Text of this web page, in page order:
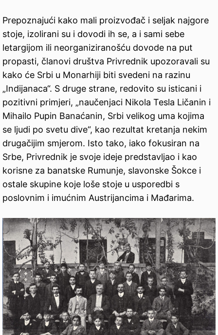
Prepoznajući kako mali proizvođač i seljak najgore
stoje, izolirani su i dovodi ih se, a i sami sebe
letargijom ili neorganiziranošću dovode na put
propasti, članovi društva Privrednik upozoravali su
kako će Srbi u Monarhiji biti svedeni na razinu
„Indijanaca“. S druge strane, redovito su isticani i
pozitivni primjeri, „naučenjaci Nikola Tesla Ličanin i
Mihailo Pupin Banaćanin, Srbi velikog uma kojima
se ljudi po svetu dive“, kao rezultat kretanja nekim
drugačijim smjerom. Isto tako, iako fokusiran na
Srbe, Privrednik je svoje ideje predstavljao i kao
korisne za banatske Rumunje, slavonske Šokce i
ostale skupine koje loše stoje u usporedbi s
poslovnim i imućnim Austrijancima i Mađarima.